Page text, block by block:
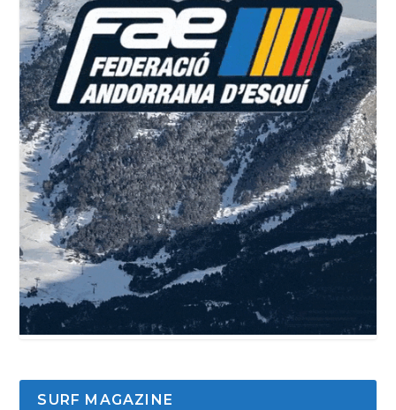
SURF MAGAZINE